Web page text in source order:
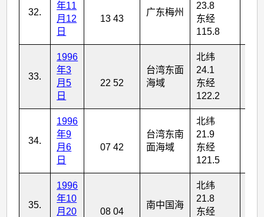
32.
年11
月12
日
13 43
广东梅州
23.8
东经
115.8
33.
1996
年3
月5
日
22 52
台湾东面
海域
北纬
24.1
东经
122.2
34.
1996
年9
月6
日
07 42
台湾东南
面海域
北纬
21.9
东经
121.5
35.
1996
年10
月20
08 04
南中国海
北纬
21.8
东经